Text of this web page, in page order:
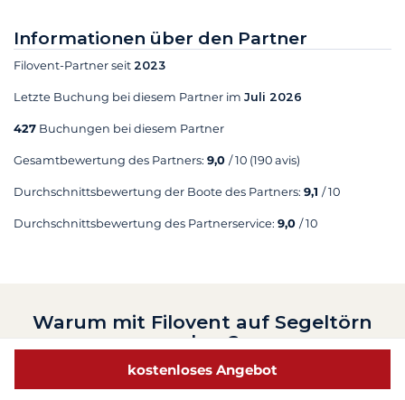
Informationen über den Partner
Filovent-Partner seit 2023
Letzte Buchung bei diesem Partner im Juli 2026
427 Buchungen bei diesem Partner
Gesamtbewertung des Partners: 9,0 / 10 (190 avis)
Durchschnittsbewertung der Boote des Partners: 9,1 / 10
Durchschnittsbewertung des Partnerservice: 9,0 / 10
kostenloses Angebot
Warum mit Filovent auf Segeltörn
gehen?